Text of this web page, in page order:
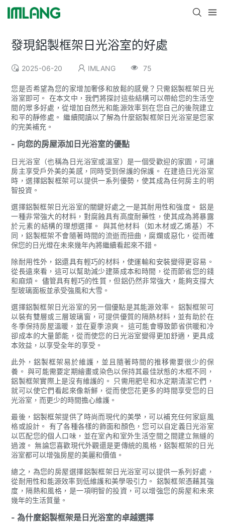
發現鋁製框架日光浴室的好處
2025-06-20 IMLANG 75
您是否希望為您的家增加奢侈和放鬆的感覺？只需鋁製框架日光
浴室即可。 在本文中，我們將探討這些結構可以帶給您的生活空
間的眾多好處，從增加自然光和能源效率到在您自己的後院建立
和平的靜修處。 繼續閱讀以了解為什麼鋁製框架日光浴室是您家
的完美補充。
- 向您的房屋添加日光浴室的優點
日光浴室（也稱為日光浴室或溫室）是一個受歡迎的家園，可讓
房主享受戶外美的美感，同時受到保護的保護。 在建造日光浴室
時，選擇鋁製框架可以提供一系列優勢，使其成為任何房主的明
智投資。
選擇鋁製框架日光浴室的關鍵好處之一是其耐用性和強度。 鋁是
一種非常強大的材料，對腐蝕具有高度耐藥性，使其成為將暴露
於元素的結構的理想選擇。 與其他材料（如木材或乙烯基）不
同，鋁製框架不會隨著時間的流逝而扭曲，腐爛或惡化，從而確
保您的日光燈在未來幾年內將繼續看起來不錯。
除耐用性外，鋁還具有輕巧的材料，使運輸和安裝變得更容易。
從長遠來看，這可以幫助減少建築成本和時間，從而節省您的錢
和麻煩。 儘管具有輕巧的性質，但鋁仍然非常強大，能夠支撐大
型玻璃面板並承受強風和大雪。
選擇鋁製框架日光浴室的另一個優點是其能源效率。 鋁製框架可
以裝有雙層或三層玻璃窗，可提供優質的隔熱材料，並有助於在
冬季保持房屋溫暖，並在夏季涼爽。 這可能會導致節省供暖和冷
卻成本的大量節能，從而使您的日光浴室變得更加舒適，更具成
本效益，以享受全年的享受。
此外，鋁製框架易於維護，並且隨著時間的推移需要很少的保
養。 與可能需要定期繪畫或染色以保持其最佳狀態的木框不同，
鋁製框架實際上是沒有維護的。 只需用肥皂和水定期清潔它們，
就可以使它們看起來像新鮮，從而使您花更多的時間享受您的日
光浴室，而更少的時間擔心維護。
最後，鋁製框架提供了時尚而現代的美學，可以補充任何家庭風
格或設計。 有了各種各樣的飾面和顏色，您可以自定義日光浴室
以匹配您的個人口味，並在室內和室外生活空間之間建立無縫的
過渡。 無論您喜歡現代外觀還是更傳統的風格，鋁製框架的日光
浴室都可以增強房屋的美麗和價值。
總之，為您的房屋選擇鋁製框架日光浴室可以提供一系列好處，
從耐用性和能源效率到低維護和美學吸引力。 鋁製框架憑藉其強
度，隔熱和風格，是一項明智的投資，可以增強您的房屋和未來
幾年的生活質量。
- 為什麼鋁製框架是日光浴室的卓越選擇